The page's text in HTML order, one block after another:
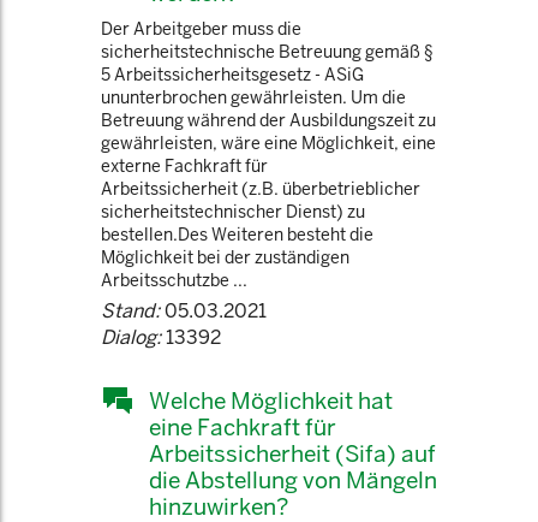
Der Arbeitgeber muss die
sicherheitstechnische Betreuung gemäß §
5 Arbeitssicherheitsgesetz - ASiG
ununterbrochen gewährleisten. Um die
Betreuung während der Ausbildungszeit zu
gewährleisten, wäre eine Möglichkeit, eine
externe Fachkraft für
Arbeitssicherheit (z.B. überbetrieblicher
sicherheitstechnischer Dienst) zu
bestellen.Des Weiteren besteht die
Möglichkeit bei der zuständigen
Arbeitsschutzbe ...
Stand:05.03.2021
Dialog:13392
Welche Möglichkeit hat
eine Fachkraft für
Arbeitssicherheit (Sifa) auf
die Abstellung von Mängeln
hinzuwirken?